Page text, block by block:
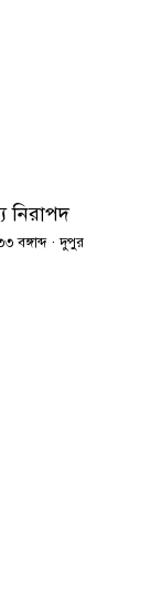
নিরাপদ
বঙ্গাব্দ · দুপুর